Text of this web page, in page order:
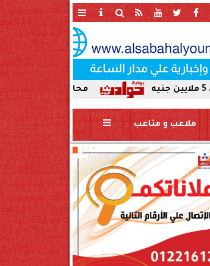
محافظ سوهاج يحيل واقعة ردم نهر
ملاعب و متاعب